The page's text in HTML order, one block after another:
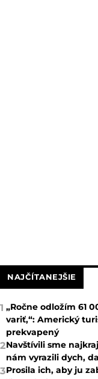
NAJČÍTANEJŠIE
1 „Ročne odložím 61
variť,“: Americký
prekvapený
2Navštívili sme
nám vyrazili dych,
3Prosila ich, aby ju